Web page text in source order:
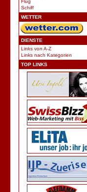
Flug
Schiff
WETTER
DIENSTE
Links von A-Z
Links nach Kategorien
TOP LINKS